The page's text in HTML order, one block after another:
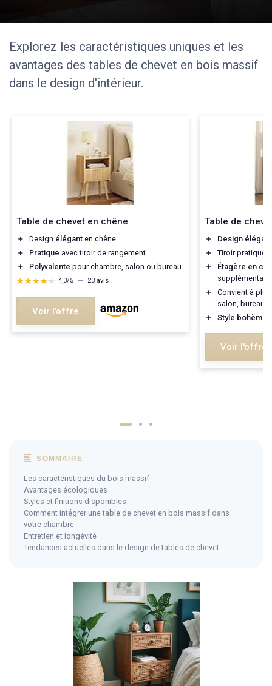
Explorez les caractéristiques uniques et les
avantages des tables de chevet en bois massif
dans le design d'intérieur.
Table de chevet en chêne
＋ Design élégant en chêne
＋
Pratique avec tiroir de rangement
＋
Polyvalente pour chambre, salon ou bureau
★★★★★
★★★★★ 4,3/5 — 23 avis
Voir l'offre
Table de
＋
Design élégant
＋
Tiroir pratique
＋
Étagère en
supplémentaire
＋
Convient à
salon, bureau
＋
Style bohème
Voir l'offre
SOMMAIRE
Les caractéristiques du bois massif
Avantages écologiques
Styles et finitions disponibles
Comment intégrer une table de chevet en bois massif dans
votre chambre
Entretien et longévité
Tendances actuelles dans le design de tables de chevet